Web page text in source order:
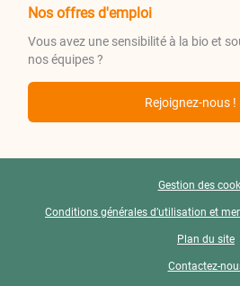
Nos offres d'emploi
Vous avez une sensibilité à la bio et
nos équipes ?
Rejoignez-nous !
Gestion des
Conditions générales d’utilisation et
Plan du site
Contactez-